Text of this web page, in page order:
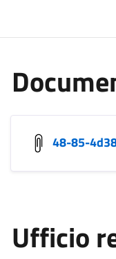
48-85-
Ufficio